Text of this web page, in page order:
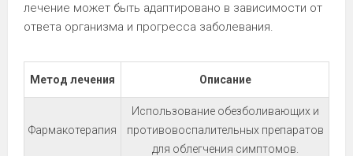
лечение может быть адаптировано в зависимости от
ответа организма и прогресса заболевания.
Метод лечения Описание
Фармакотерапия
Использование обезболивающих и
противовоспалительных препаратов
для облегчения симптомов.